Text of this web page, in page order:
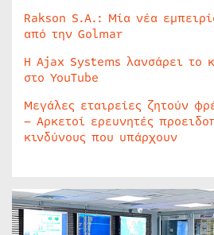
Rakson S.A.: Μία νέα
από την Golmar
Η Ajax Systems λανσάρει το
στο YouTube
Μεγάλες εταιρείες ζητούν
– Αρκετοί ερευνητές
κινδύνους που υπάρχουν